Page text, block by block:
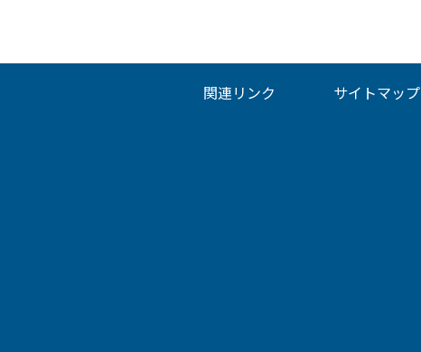
関連リンク サイトマップ